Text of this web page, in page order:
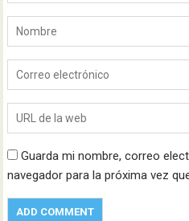
Guarda mi nombre, correo
navegador para la próxima vez